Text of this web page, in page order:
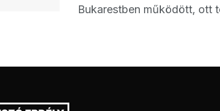
Bukarestben működött, ott